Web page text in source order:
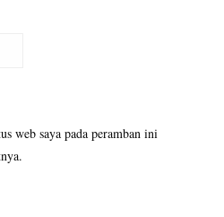
web saya pada peramban ini